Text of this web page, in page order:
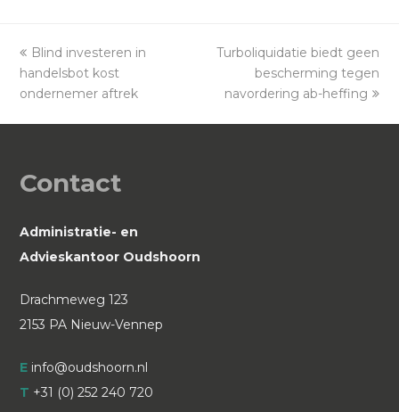
previous
post:
Blind investeren in
handelsbot kost
ondernemer aftrek
next
Turboliquidatie biedt geen
bescherming tegen
navordering ab-heffing
Contact
Administratie- en
Advieskantoor Oudshoorn
Drachmeweg 123
2153 PA Nieuw-Vennep
E info@oudshoorn.nl
T +31 (0) 252 240 720